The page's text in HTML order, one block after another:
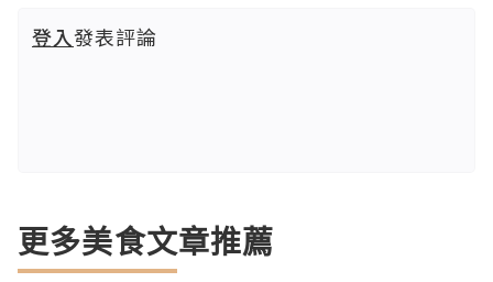
登入發表評論
更多美食文章推薦